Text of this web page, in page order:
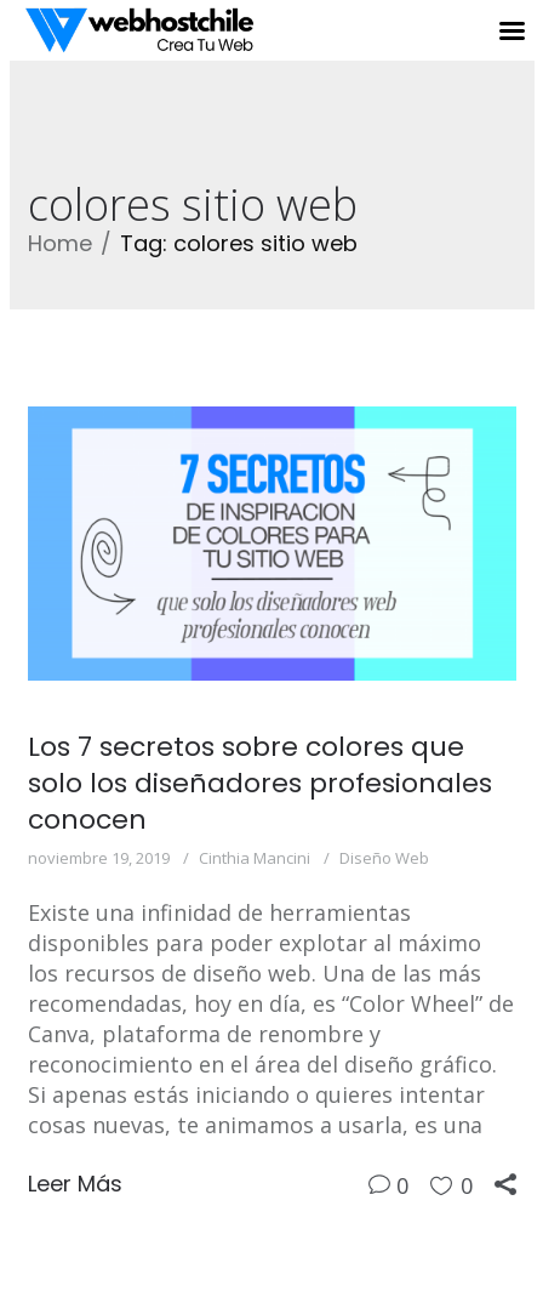
colores sitio web
Home Tag: colores sitio web
Los 7 secretos sobre colores que
solo los diseñadores profesionales
conocen
noviembre 19, 2019 Cinthia Mancini Diseño Web
Existe una infinidad de herramientas
disponibles para poder explotar al máximo
los recursos de diseño web. Una de las más
recomendadas, hoy en día, es “Color Wheel” de
Canva, plataforma de renombre y
reconocimiento en el área del diseño gráfico.
Si apenas estás iniciando o quieres intentar
cosas nuevas, te animamos a usarla, es una
Leer Más 0 0